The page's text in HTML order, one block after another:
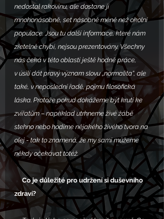
nedostal rakovinu, ale dostane ji
mnohonásobně, set násobně méně než okolní
populace. Jsou tu další informace, které nám
zřetelně chybí, nejsou prezentovány. Všechny
nás čeká v této oblasti ještě hodně práce,
v úsilí dát pravý význam slovu „normalita“, ale
také, v neposlední řadě, pojmu filosofická
láska. Protože pokud dokážeme být krutí ke
zvířatům – například utrhneme živé žábě
stehno nebo hodíme nějakého živého tvora na
olej - tak to znamená, že my sami můžeme
někdy očekávat totéž.
     Co je důležité pro udržení si duševního
zdraví?